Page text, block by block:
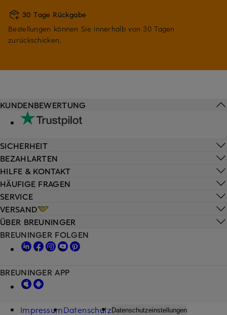
30 Tage Rückgabe
Bestellungen können Sie innerhalb von 30 Tagen
zurückschicken.
HILFE & KONTAKT
HÄUFIGE FRAGEN
SERVICE
VERSAND
KUNDENBEWERTUNG
SICHERHEIT
BEZAHLARTEN
ÜBER BREUNINGER
BREUNINGER FOLGEN
BREUNINGER APP
ImpressumDatenschutz Datenschutzeinstellungen